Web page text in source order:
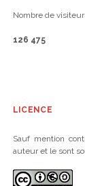
Nombre de
126 475
LICENCE
Sauf mention
auteur et le sont